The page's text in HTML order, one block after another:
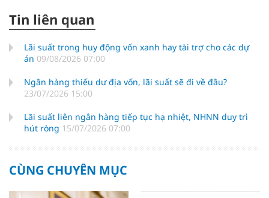
Tin liên quan
Lãi suất trong huy động vốn xanh hay tài trợ cho các dự
án 09/08/2026 07:00
Ngân hàng thiếu dư địa vốn, lãi suất sẽ đi về đâu?
23/07/2026 15:00
Lãi suất liên ngân hàng tiếp tục hạ nhiệt, NHNN duy trì
hút ròng 15/07/2026 07:00
CÙNG CHUYÊN MỤC